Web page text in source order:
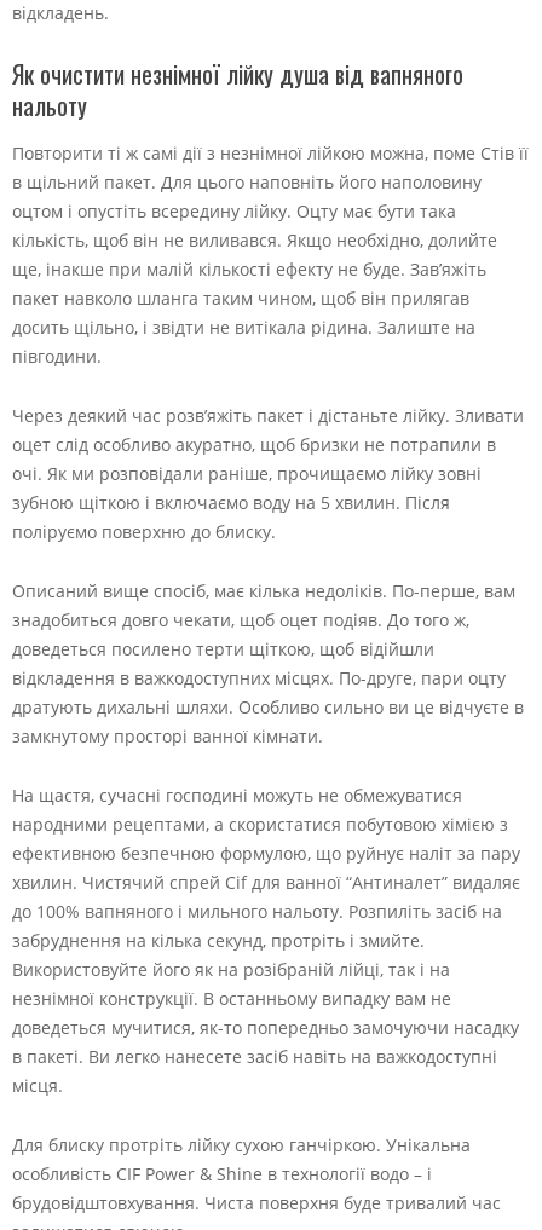
відкладень.
Як очистити незнімної лійку душа від вапняного
нальоту
Повторити ті ж самі дії з незнімної лійкою можна, поме Стів її
в щільний пакет. Для цього наповніть його наполовину
оцтом і опустіть всередину лійку. Оцту має бути така
кількість, щоб він не виливався. Якщо необхідно, долийте
ще, інакше при малій кількості ефекту не буде. Зав’яжіть
пакет навколо шланга таким чином, щоб він прилягав
досить щільно, і звідти не витікала рідина. Залиште на
півгодини.
Через деякий час розв’яжіть пакет і дістаньте лійку. Зливати
оцет слід особливо акуратно, щоб бризки не потрапили в
очі. Як ми розповідали раніше, прочищаємо лійку зовні
зубною щіткою і включаємо воду на 5 хвилин. Після
поліруємо поверхню до блиску.
Описаний вище спосіб, має кілька недоліків. По-перше, вам
знадобиться довго чекати, щоб оцет подіяв. До того ж,
доведеться посилено терти щіткою, щоб відійшли
відкладення в важкодоступних місцях. По-друге, пари оцту
дратують дихальні шляхи. Особливо сильно ви це відчуєте в
замкнутому просторі ванної кімнати.
На щастя, сучасні господині можуть не обмежуватися
народними рецептами, а скористатися побутовою хімією з
ефективною безпечною формулою, що руйнує наліт за пару
хвилин. Чистячий спрей Cif для ванної “Антиналет” видаляє
до 100% вапняного і мильного нальоту. Розпиліть засіб на
забруднення на кілька секунд, протріть і змийте.
Використовуйте його як на розібраній лійці, так і на
незнімної конструкції. В останньому випадку вам не
доведеться мучитися, як-то попередньо замочуючи насадку
в пакеті. Ви легко нанесете засіб навіть на важкодоступні
місця.
Для блиску протріть лійку сухою ганчіркою. Унікальна
особливість CIF Power & Shine в технології водо – і
брудовідштовхування. Чиста поверхня буде тривалий час